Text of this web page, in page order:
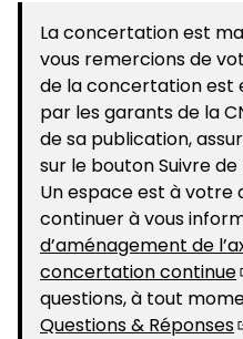
La concertation est
vous remercions de
de la concertation est
par les garants de la
de sa publication,
sur le bouton Suivre
Un espace est à votre
continuer à vous
d’aménagement de
concertation continue
questions, à tout
Questions & Réponses